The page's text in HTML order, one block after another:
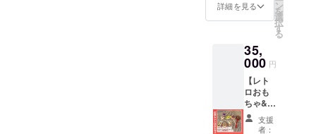
交通費
負担く
ださい
120〜
180分）
形の久
月浅草
橋総本
店（東
京都台
東区柳
橋1-20-
4） ・
した
い！ と
いう方
なつか
しレト
ロおも
ちゃ＆
お礼＆
活動報
告メー
ルのリ
詳細を見る ン
を
選
択
す
る
35,
000 円
【レト
ロおも
ちゃ&わ
たつむ
応 支援
者：